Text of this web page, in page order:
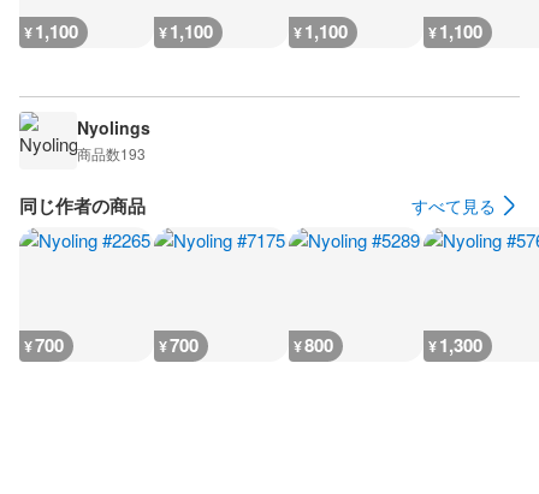
¥1,100 ¥1,100 ¥1,100 ¥1,100
Nyolings
商品数193
同じ作者の商品 すべて見る
¥700 ¥700 ¥800 ¥1,300